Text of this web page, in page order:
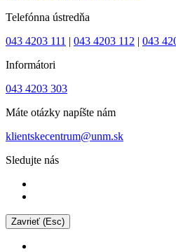
Telefónna ústredňa
043 4203 111 | 043 4203 112 | 043
Informátori
043 4203 303
Máte otázky napíšte nám
klientskecentrum@unm.sk
Sledujte nás
Zavrieť (Esc)